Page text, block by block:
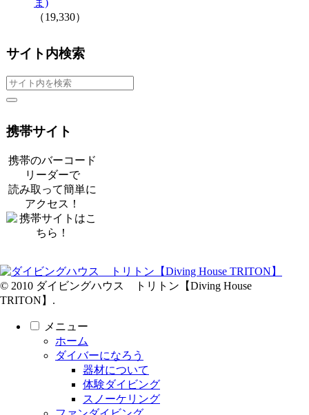
ま)
（19,330）
サイト内検索
携帯サイト
携帯のバーコード
リーダーで
読み取って簡単に
アクセス！
© 2010 ダイビングハウス トリトン【Diving House
TRITON】.
メニュー
ホーム
ダイバーになろう
器材について
体験ダイビング
スノーケリング